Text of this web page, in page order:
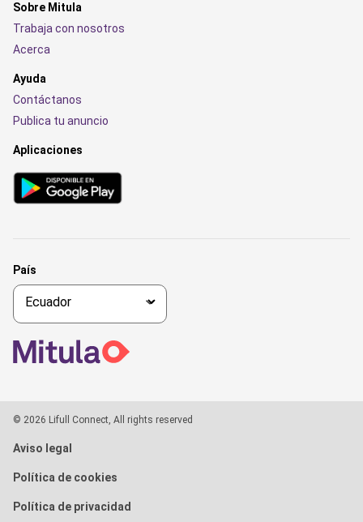
Sobre Mitula
Trabaja con nosotros
Acerca
Ayuda
Contáctanos
Publica tu anuncio
Aplicaciones
País
© 2026 Lifull Connect, All rights reserved
Aviso legal
Política de cookies
Política de privacidad